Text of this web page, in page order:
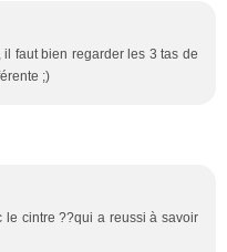
faut bien regarder les 3 tas de
;)
le cintre ??qui a reussi à savoir